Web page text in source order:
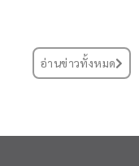
อ่านข่าวทั้งหมด